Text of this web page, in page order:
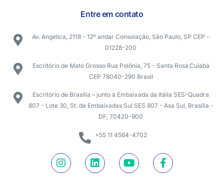
Entre em contato
Av. Angélica, 2118 - 12º andar Consolação, São Paulo, SP CEP -
01228-200
Escritório de Mato Grosso Rua Polônia, 75 - Santa Rosa,Cuiabá
CEP 78040-290 Brasil
Escritório de Brasília – junto à Embaixada da Itália SES-Quadra
807 - Lote 30, St. de Embaixadas Sul SES 807 - Asa Sul, Brasília -
DF, 70420-900
+55 11 4564-4702